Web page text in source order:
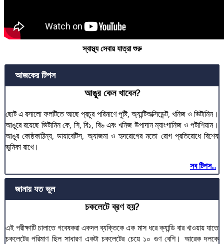
স্বাস্থ্য সেবায় যাত্রা শুরু
আজকের টিপস
আঙুর কেন খাবেন?
ছোট এ রসালো ফলটিতে আছে প্রচুর পরিমাণে পুষ্টি, অ্যান্টিঅক্সিডেন্ট, খনিজ ও ভিটামিন।
আঙুরে রয়েছে ভিটামিন কে, সি, বি১, বি৬ এবং খনিজ উপাদান ম্যাংগানিজ ও পটাশিয়াম।
আঙুর কোষ্ঠকাঠিন্য, ডায়াবেটিস, অ্যাজমা ও হৃদরোগের মতো রোগ প্রতিরোধে বিশেষ
ভূমিকা রাখে।
সব টিপস...
জানায় যত ভুল
চকলেটে ব্রণ হয়?
এই পরীক্ষাটি চালাতে গবেষকরা একদল ব্যক্তিকে এক মাস ধরে ক্যান্ডি বার খাওয়ায় যাতে
চকলেটের পরিমাণ ছিল সাধারণ একটা চকলেটের চেয়ে ১০ গুণ বেশি। আরেক দলকে